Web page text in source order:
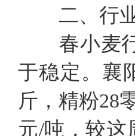
二、行
春小麦
于稳定。襄
斤，精粉28
元/吨，较这